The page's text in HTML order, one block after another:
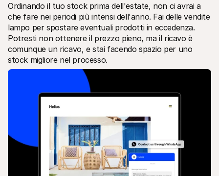
Ordinando il tuo stock prima dell'estate, non ci avrai a
che fare nei periodi più intensi dell'anno. Fai delle vendite
lampo per spostare eventuali prodotti in eccedenza.
Potresti non ottenere il prezzo pieno, ma il ricavo è
comunque un ricavo, e stai facendo spazio per uno
stock migliore nel processo.